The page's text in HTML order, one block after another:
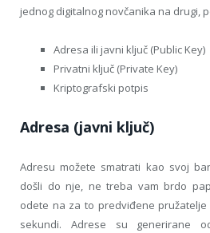
jednog digitalnog novčanika na drugi,
Adresa ili javni ključ (Public Key)
Privatni ključ (Private Key)
Kriptografski potpis
Adresa (javni ključ)
Adresu možete smatrati kao svoj
došli do nje, ne treba vam brdo
odete na za to predviđene
sekundi. Adrese su generirane